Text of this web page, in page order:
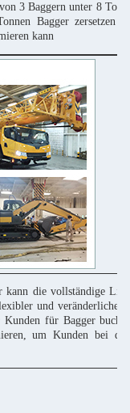
3 Baggern unter 8
Bagger zersetzen
kann
kann die vollständige
und veränderlicher
Kunden für Bagger
um Kunden bei